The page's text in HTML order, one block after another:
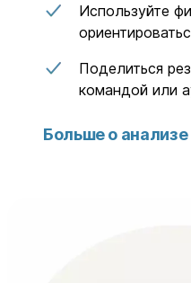
Используйте
Поделиться
командой или
Больше о анализе